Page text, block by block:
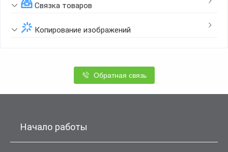
Связка товаров
Копирование изображений
Обратная связь
Начало работы